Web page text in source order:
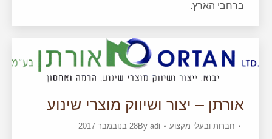
ברחבי הארץ.
אורתן – יצור ושיווק מוצרי שינוע
חברות ובעלי מקצוע By adi 28 בנובמבר 2017